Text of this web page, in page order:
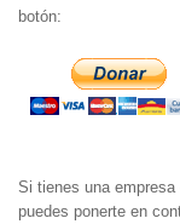
botón:
Si tienes una
puedes ponerte en